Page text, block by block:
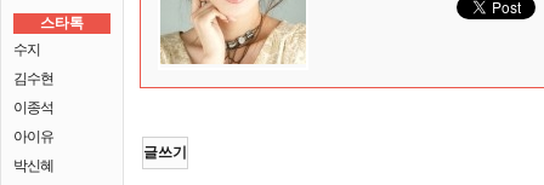
스타톡
수지
김수현
이종석
아이유
박신혜
글쓰기